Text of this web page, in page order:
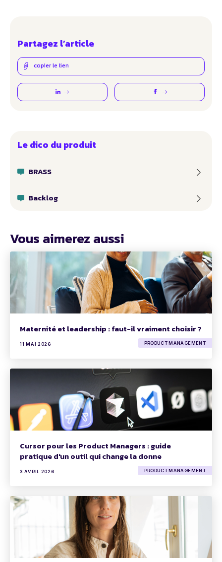
Partagez l’article
copier le lien
Le dico du produit
BRASS
Backlog
Vous aimerez aussi
Maternité et leadership : faut-il vraiment choisir ?
11 MAI 2026 PRODUCT MANAGEMENT
Cursor pour les Product Managers : guide
pratique d'un outil qui change la donne
3 AVRIL 2026 PRODUCT MANAGEMENT